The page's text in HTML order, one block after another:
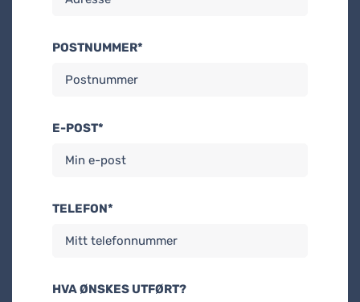
POSTNUMMER*
E-POST*
TELEFON*
HVA ØNSKES UTFØRT?